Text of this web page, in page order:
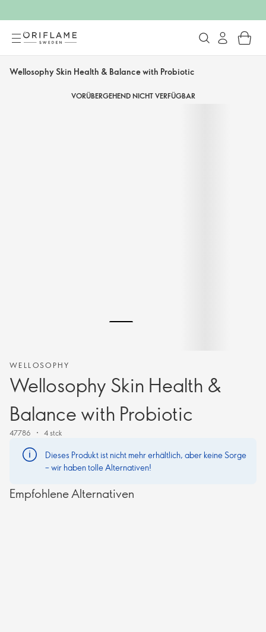
Wellosophy Skin Health & Balance with Probiotic
VORÜBERGEHEND NICHT VERFÜGBAR
WELLOSOPHY
Wellosophy Skin Health &
Balance with Probiotic
47786 4 stck
Dieses Produkt ist nicht mehr erhältlich, aber keine Sorge
– wir haben tolle Alternativen!
Empfohlene Alternativen